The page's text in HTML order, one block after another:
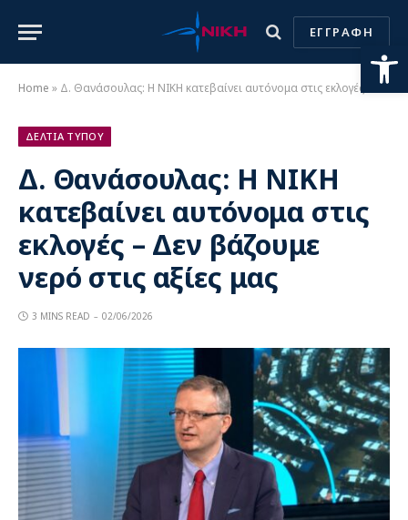
ΕΓΓΡΑΦΗ
Home » Δ. Θανάσουλας: Η ΝΙΚΗ κατεβαίνει αυτόνομα στις εκλογές – Δεν βάζουμε νερό στις αξίες μας
ΔΕΛΤΙΑ ΤΥΠΟΥ
Δ. Θανάσουλας: Η ΝΙΚΗ
κατεβαίνει αυτόνομα στις
εκλογές – Δεν βάζουμε
νερό στις αξίες μας
3 MINS READ 02/06/2026